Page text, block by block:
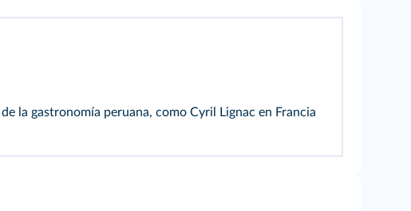
la gastronomía peruana, como Cyril Lignac en Francia